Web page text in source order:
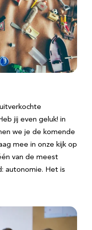
jij even geluk! in
we je de komende
mee in onze kijk op
van de meest
autonomie. Het is